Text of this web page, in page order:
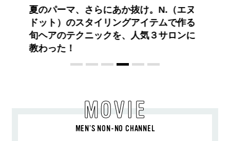
ロエベの新しい世界へようこそ。大胆な
コントラストとレイヤードの先に。装う
喜び、明るいスピリット
MOVIE
MEN’S NON-NO CHANNEL